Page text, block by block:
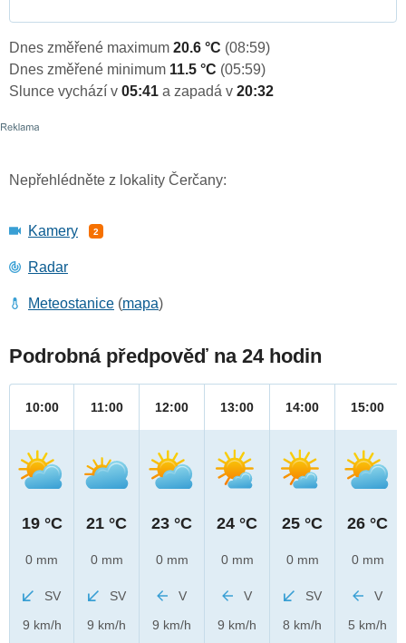
Dnes změřené maximum 20.6 °C (08:59)
Dnes změřené minimum 11.5 °C (05:59)
Slunce vychází v 05:41 a zapadá v 20:32
Nepřehlédněte z lokality Čerčany:
Kamery 2
Radar
Meteostanice (mapa)
Podrobná předpověď na 24 hodin
10:00
19 °C
0 mm
SV
9 km/h
11:00
21 °C
0 mm
SV
9 km/h
12:00
23 °C
0 mm
V
9 km/h
13:00
24 °C
0 mm
V
9 km/h
14:00
25 °C
0 mm
SV
8 km/h
15:00
26 °C
0 mm
V
5 km/h